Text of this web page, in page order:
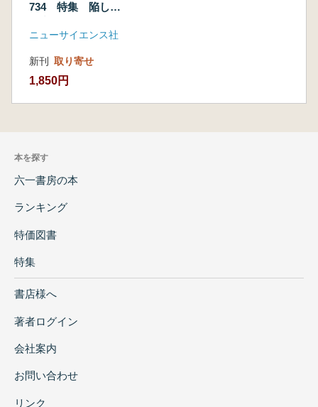
734 特集 陥し穴
ニューサイエンス社
新刊 取り寄せ
1,850円
本を探す
六一書房の本
ランキング
特価図書
特集
書店様へ
著者ログイン
会社案内
お問い合わせ
リンク